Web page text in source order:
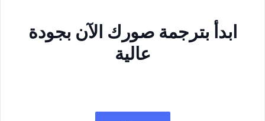
ابدأ بترجمة صورك الآن بجودة
عالية